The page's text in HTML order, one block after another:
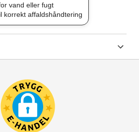
vand eller fugt
korrekt affaldshåndtering